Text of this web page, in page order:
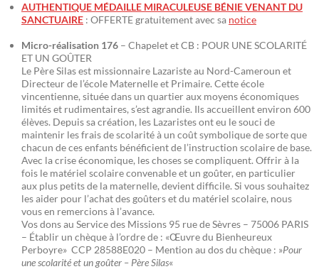
AUTHENTIQUE MÉDAILLE MIRACULEUSE BÉNIE VENANT DU
SANCTUAIRE : OFFERTE gratuitement avec sa notice
Micro-réalisation 176 – Chapelet et CB : POUR UNE SCOLARITÉ
ET UN GOÛTER
Le Père Silas est missionnaire Lazariste au Nord-Cameroun et
Directeur de l’école Maternelle et Primaire. Cette école
vincentienne, située dans un quartier aux moyens économiques
limités et rudimentaires, s’est agrandie. Ils accueillent environ 600
élèves. Depuis sa création, les Lazaristes ont eu le souci de
maintenir les frais de scolarité à un coût symbolique de sorte que
chacun de ces enfants bénéficient de l’instruction scolaire de base.
Avec la crise économique, les choses se compliquent. Offrir à la
fois le matériel scolaire convenable et un goûter, en particulier
aux plus petits de la maternelle, devient difficile. Si vous souhaitez
les aider pour l’achat des goûters et du matériel scolaire, nous
vous en remercions à l’avance.
Vos dons au Service des Missions 95 rue de Sèvres – 75006 PARIS
– Établir un chèque à l’ordre de : «Œuvre du Bienheureux
Perboyre» CCP 28588E020 – Mention au dos du chèque : »Pour
une scolarité et un goûter – Père Silas«